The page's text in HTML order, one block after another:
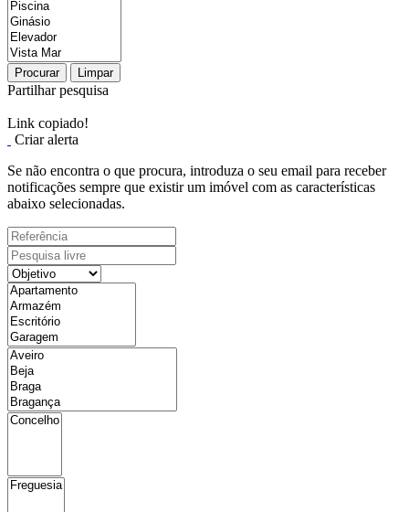
Procurar Limpar
Partilhar pesquisa
Link copiado!
Criar alerta
Se não encontra o que procura, introduza o seu email para receber
notificações sempre que existir um imóvel com as características
abaixo selecionadas.